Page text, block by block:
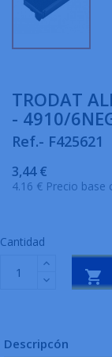
TRODAT
- 4910/
Ref.- F425621
3,44 €
4.16 € Precio
Cantidad

Descripcón